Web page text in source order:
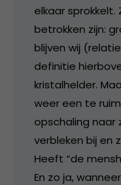
elkaar
betrokken zijn:
blijven wij
definitie
kristalhelder.
weer een te
opschaling naar
verbleken bij en
Heeft “de
En zo ja,